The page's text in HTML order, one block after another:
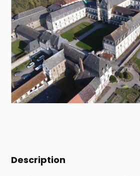
Description